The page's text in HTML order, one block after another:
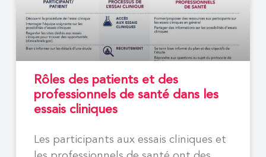
Rôles des patients et des
professionnels de santé dans les
essais cliniques
Les participants aux essais cliniques et